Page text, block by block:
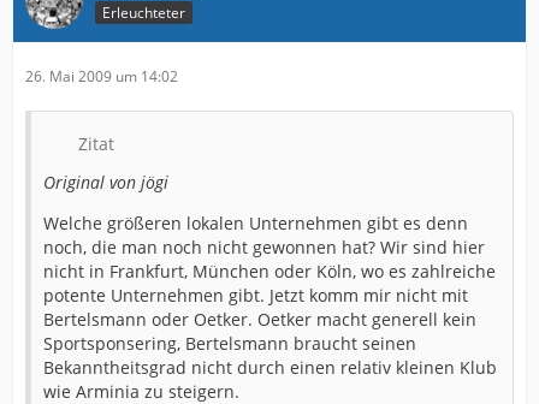
Wir drehen uns überall, im sportlichen, im finanziellen,
im Marketing, in jedem Bereich im Kreis. Wir landen
immer wieder oben im Verein.
Vorstand raus! Schwick raus! Kentsch raus! Dammeier
Bielefeld schreit förmlich nach Änderungen und die
müssen jetzt erfolgen.
blue_one
Erleuchteter
26. Mai 2009 um 14:02
Zitat
Original von jögi
Welche größeren lokalen Unternehmen gibt es denn
noch, die man noch nicht gewonnen hat? Wir sind hier
nicht in Frankfurt, München oder Köln, wo es zahlreiche
potente Unternehmen gibt. Jetzt komm mir nicht mit
Bertelsmann oder Oetker. Oetker macht generell kein
Sportsponsering, Bertelsmann braucht seinen
Bekanntheitsgrad nicht durch einen relativ kleinen Klub
wie Arminia zu steigern.